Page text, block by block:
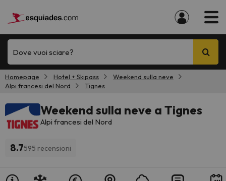
Dove vuoi sciare?
Homepage Hotel + Skipass
Weekend sulla neve
Alpi francesi del Nord
Tignes
Weekend sulla neve a Tignes
Alpi francesi del Nord
8.7595 recensioni